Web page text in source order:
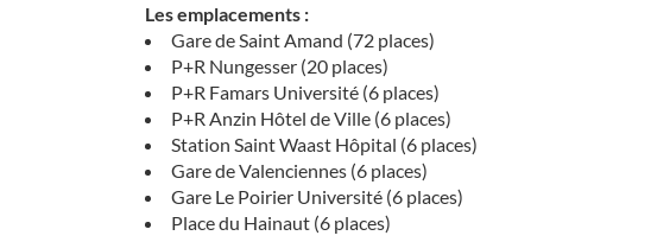
Les emplacements :
Gare de Saint Amand (72 places)
P+R Nungesser (20 places)
P+R Famars Université (6 places)
P+R Anzin Hôtel de Ville (6 places)
Station Saint Waast Hôpital (6 places)
Gare de Valenciennes (6 places)
Gare Le Poirier Université (6 places)
Place du Hainaut (6 places)